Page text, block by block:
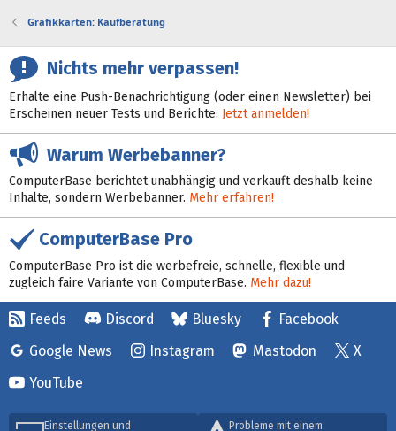
Grafikkarten: Kaufberatung
Nichts mehr verpassen!
Erhalte eine Push-Benachrichtigung (oder einen Newsletter) bei
Erscheinen neuer Tests und Berichte: Jetzt anmelden!
Warum Werbebanner?
ComputerBase berichtet unabhängig und verkauft deshalb keine
Inhalte, sondern Werbebanner. Mehr erfahren!
ComputerBase Pro
ComputerBase Pro ist die werbefreie, schnelle, flexible und
zugleich faire Variante von ComputerBase. Mehr dazu!
Feeds Discord Bluesky
Facebook
Google News
Instagram Mastodon
X
YouTube
Einstellungen und Probleme mit einem